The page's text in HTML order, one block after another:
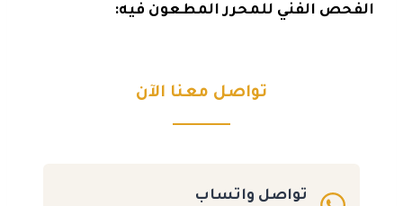
الفحص الفني للمحرر المطعون فيه:
تواصل معنا الآن
تواصل واتساب